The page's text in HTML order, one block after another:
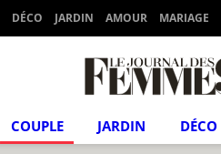
DÉCO JARDIN AMOUR MARIAGE
COUPLE JARDIN DÉCO